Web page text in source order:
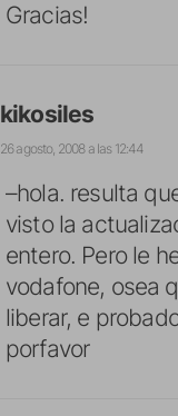
Gracias!
kikosiles
26 agosto, 2008 a las 12:44
–hola. resulta
visto la
entero. Pero le
vodafone, osea
liberar, e
porfavor